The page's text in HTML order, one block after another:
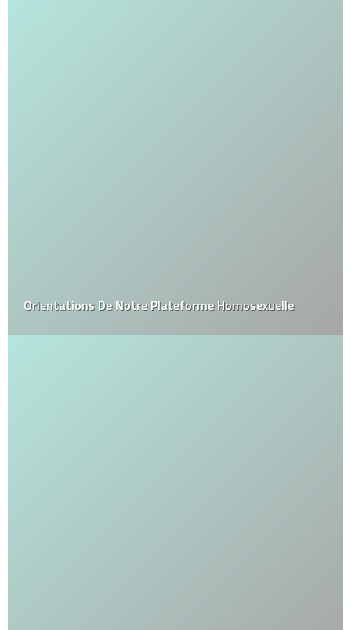
Orientations De Notre Plateforme Homosexuelle